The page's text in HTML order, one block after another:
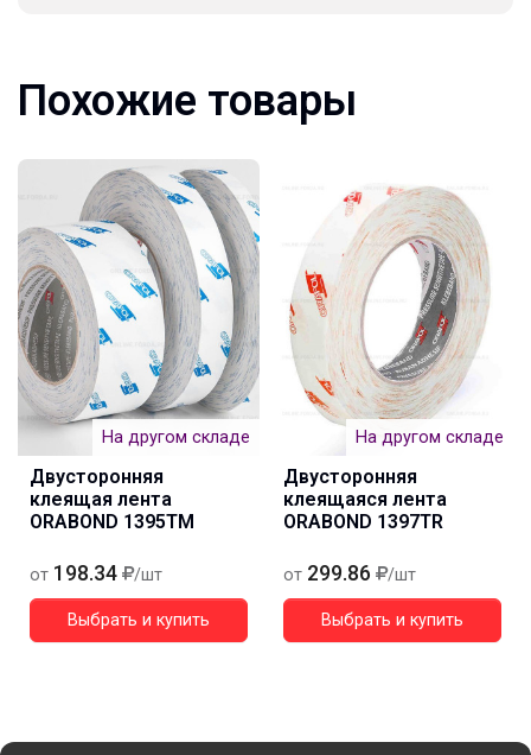
Похожие товары
На другом складе
Двусторонняя
клеящая лента
ORABOND 1395TM
от 198.34 /шт
Выбрать и купить
На другом складе
Двусторонняя
клеящаяся лента
ORABOND 1397TR
от 299.86 /шт
Выбрать и купить